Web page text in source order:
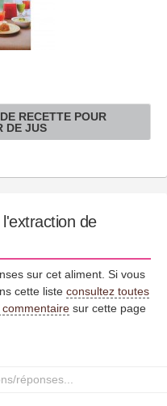
RECETTE POUR
DE JUS
de
sur cet aliment. Si vous
cette liste consultez toutes
sur cette page